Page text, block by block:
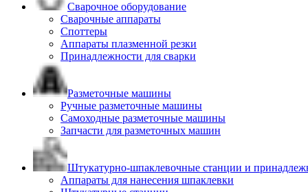
Сварочное оборудование
Сварочные аппараты
Споттеры
Аппараты плазменной резки
Принадлежности для сварки
Разметочные машины
Ручные разметочные машины
Самоходные разметочные машины
Запчасти для разметочных машин
Штукатурно-шпаклевочные станции и
Аппараты для нанесения шпаклевки